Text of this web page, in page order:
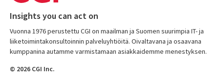
Insights you can act on
Vuonna 1976 perustettu CGI on maailman ja Suomen suurimpia IT- ja
liiketoimintakonsultoinnin palveluyhtiöitä. Oivaltavana ja osaavana
kumppanina autamme varmistamaan asiakkaidemme menestyksen.
© 2026 CGI Inc.